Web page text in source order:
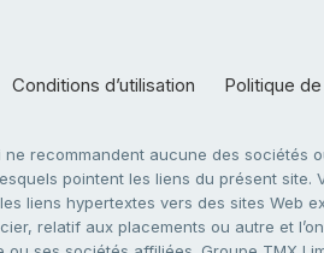
Conditions d’utilisation Politique
recommandent aucune des
pointent les liens du présent
liens hypertextes vers des sites
relatif aux placements ou autre et